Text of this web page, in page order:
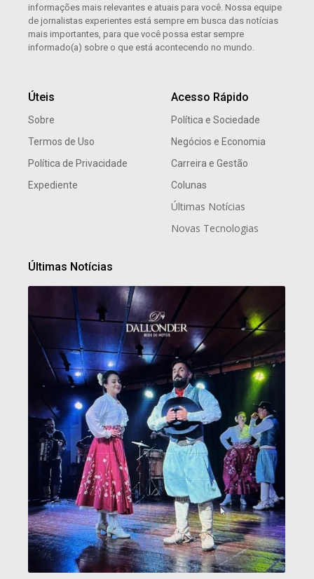
informações mais relevantes e atuais para você. Nossa equipe
de jornalistas experientes está sempre em busca das notícias
mais importantes, para que você possa estar sempre
informado(a) sobre o que está acontecendo no mundo.
Úteis
Sobre
Termos de Uso
Política de Privacidade
Expediente
Acesso Rápido
Política e Sociedade
Negócios e Economia
Carreira e Gestão
Colunas
Últimas Notícias
Novas Tecnologias
Últimas Notícias